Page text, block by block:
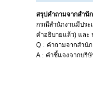
สรุปคำถามจากสำนั
กรณีสำนักงานมีประ
คำอธิบายแล้ว) และ
Q : คำถามจากสำนั
A : คำชี้แจงจากบริ